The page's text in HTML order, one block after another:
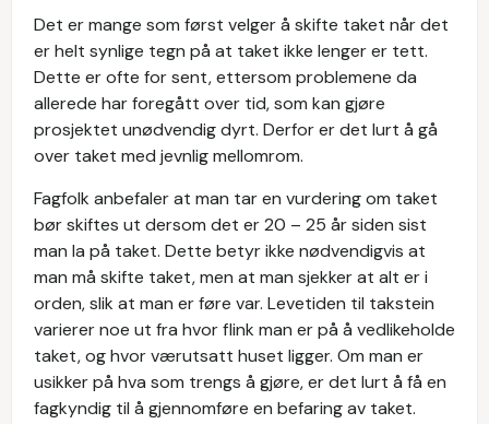
Det er mange som først velger å skifte taket når det
er helt synlige tegn på at taket ikke lenger er tett.
Dette er ofte for sent, ettersom problemene da
allerede har foregått over tid, som kan gjøre
prosjektet unødvendig dyrt. Derfor er det lurt å gå
over taket med jevnlig mellomrom.
Fagfolk anbefaler at man tar en vurdering om taket
bør skiftes ut dersom det er 20 – 25 år siden sist
man la på taket. Dette betyr ikke nødvendigvis at
man må skifte taket, men at man sjekker at alt er i
orden, slik at man er føre var. Levetiden til takstein
varierer noe ut fra hvor flink man er på å vedlikeholde
taket, og hvor værutsatt huset ligger. Om man er
usikker på hva som trengs å gjøre, er det lurt å få en
fagkyndig til å gjennomføre en befaring av taket.